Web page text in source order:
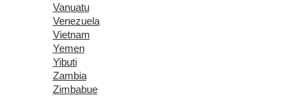
Vanuatu
Venezuela
Vietnam
Yemen
Yibuti
Zambia
Zimbabue